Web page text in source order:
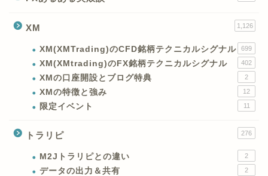
XM 1,126
XM(XMTrading)のCFD銘柄テクニカルシグナル 699
XM(XMtrading)のFX銘柄テクニカルシグナル 402
XMの口座開設とブログ特典 2
XMの特徴と強み 12
限定イベント 11
トラリピ 276
M2Jトラリピとの違い 2
データの出力＆共有 2